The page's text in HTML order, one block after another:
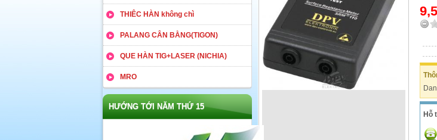
Hỗ
THIÊC HÀN không chì
PALANG CÂN BẰNG(TIGON)
QUE HÀN TIG+LASER (NICHIA)
MRO
HƯỚNG TỚI NĂM THỨ 15